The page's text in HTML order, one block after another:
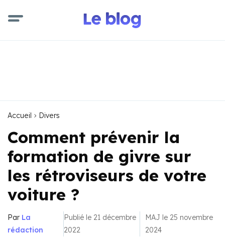
Accueil Divers
Comment prévenir la
formation de givre sur
les rétroviseurs de votre
voiture ?
Par La
rédaction
Publié le 21 décembre
2022
MAJ le 25 novembre
2024